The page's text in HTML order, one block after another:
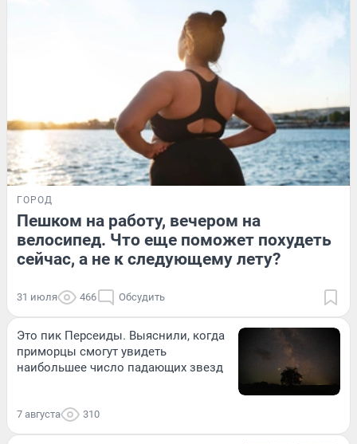
ГОРОД
Пешком на работу, вечером на
велосипед. Что еще поможет похудеть
сейчас, а не к следующему лету?
31 июля 466 Обсудить
Это пик Персеиды. Выяснили, когда
приморцы смогут увидеть
наибольшее число падающих звезд
7 августа 310